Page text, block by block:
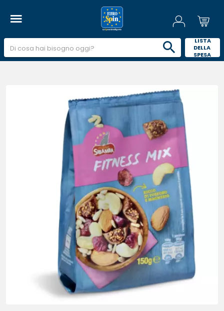
LISTA
DELLA
SPESA